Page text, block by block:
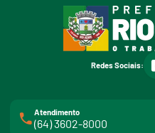
Redes Sociais:
Atendimento
(64) 3602-8000